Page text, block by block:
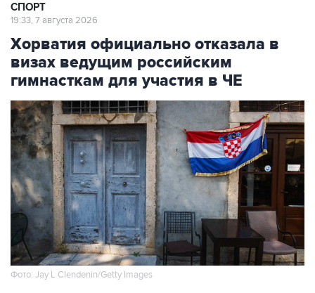
СПОРТ
19:33, 7 августа 2026
Хорватия официально отказала в
визах ведущим российским
гимнасткам для участия в ЧЕ
Фото: Jay L Clendenin/Getty Images